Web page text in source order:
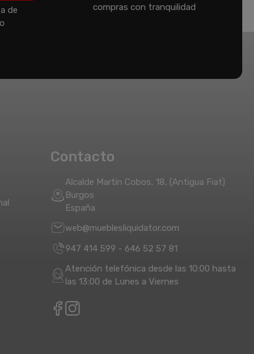
de
compras con tranquilidad
Contacto
Alcalde Martín Cobos, 18, (Antigua Fiat)
Burgos
España
web@mueblesliquidator.com
947 414 599 - 646 52 57 81
Atención telefónica desde las 10:00 hasta
las 13:00 de Lunes a Viernes